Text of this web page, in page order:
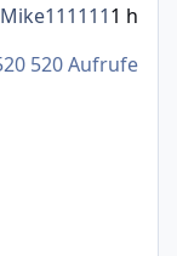
520 Aufrufe
Mike1111111 h